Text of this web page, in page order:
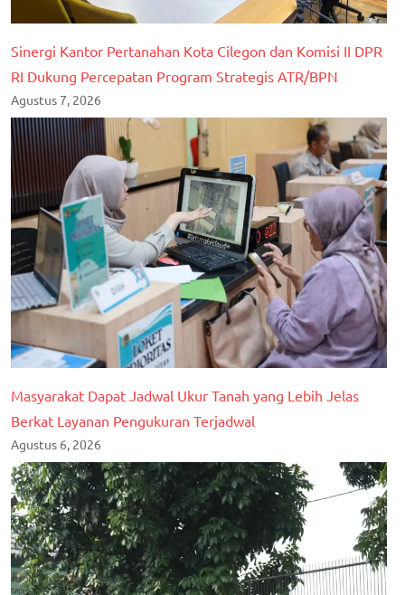
Sinergi Kantor Pertanahan Kota Cilegon dan Komisi II DPR
RI Dukung Percepatan Program Strategis ATR/BPN
Agustus 7, 2026
Masyarakat Dapat Jadwal Ukur Tanah yang Lebih Jelas
Berkat Layanan Pengukuran Terjadwal
Agustus 6, 2026